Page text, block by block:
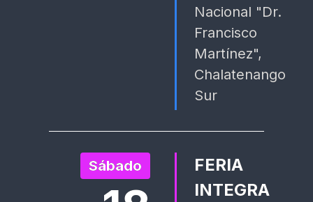
Nacional "Dr.
Francisco
Martínez",
Chalatenango
Sur
Sábado
FERIA
INTEGRA